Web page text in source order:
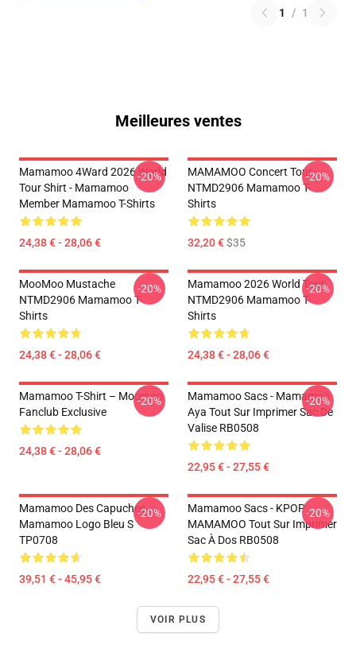
1 / 1
Meilleures ventes
Mamamoo 4Ward 2026 World
Tour Shirt - Mamamoo
Member Mamamoo T-Shirts
24,38 € - 28,06 €
-20%
MAMAMOO Concert Tour
NTMD2906 Mamamoo T-
Shirts
32,20 €$35
-20%
MooMoo Mustache
NTMD2906 Mamamoo T-
Shirts
24,38 € - 28,06 €
-20%
Mamamoo 2026 World Tour
NTMD2906 Mamamoo T-
Shirts
24,38 € - 28,06 €
-20%
Mamamoo T-Shirt – Moomoo
Fanclub Exclusive
24,38 € - 28,06 €
-20%
Mamamoo Sacs - Mamamoo
Aya Tout Sur Imprimer Sac De
Valise RB0508
22,95 € - 27,55 €
-20%
Mamamoo Des Capuches...
Mamamoo Logo Bleu S
TP0708
39,51 € - 45,95 €
-20%
Mamamoo Sacs - KPOP
MAMAMOO Tout Sur Imprimer
Sac À Dos RB0508
22,95 € - 27,55 €
-20%
VOIR PLUS